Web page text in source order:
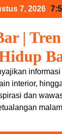
7, 2026
|
interior,
dan